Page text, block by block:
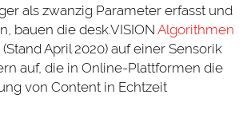
als zwanzig Parameter erfasst und
bauen die desk.VISION Algorithmen
(Stand April 2020) auf einer Sensorik
auf, die in Online-Plattformen die
von Content in Echtzeit